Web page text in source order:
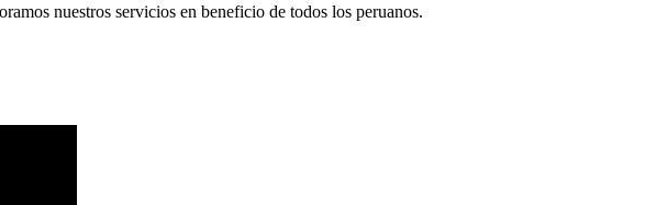
nuestros servicios en beneficio de todos los peruanos.